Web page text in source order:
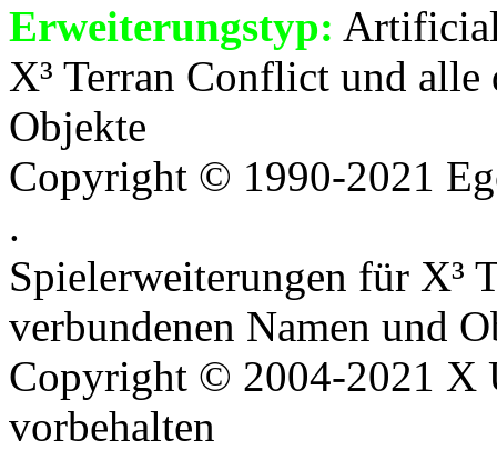
Erweiterungstyp:
X³ Terran Conflict und
Objekte
Copyright © 1990-2021
.
Spielerweiterungen für X³
verbundenen Namen und
Copyright © 2004-2021 X
vorbehalten